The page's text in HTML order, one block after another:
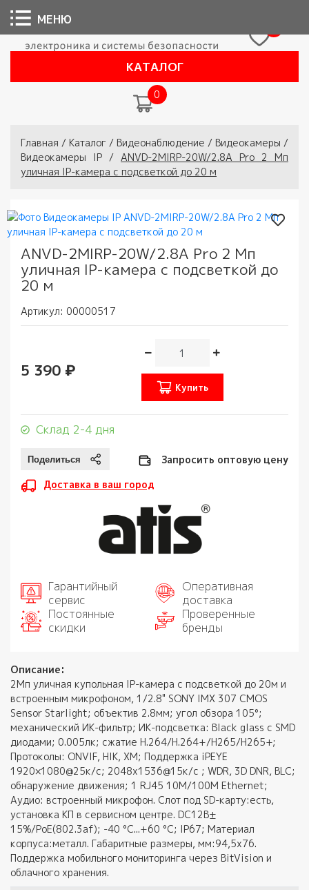
КАТАЛОГ
0
Вы здесь
Главная / Каталог / Видеонаблюдение / Видеокамеры /
Видеокамеры IP / ANVD-2MIRP-20W/2.8A Pro 2 Мп
уличная IP-камера с подсветкой до 20 м
ANVD-2MIRP-20W/2.8A Pro 2 Мп
уличная IP-камера с подсветкой до
20 м
Артикул: 00000517
5 390 ₽
Купить
Склад 2-4 дня
Запросить оптовую цену
Доставка в ваш город
Гарантийный
сервис
Оперативная
доставка
Постоянные
скидки
Проверенные
бренды
Описание:
2Мп уличная купольная IP-камера с подсветкой до 20м и
встроенным микрофоном, 1/2.8" SONY IMX 307 CMOS
Sensor Starlight; объектив 2.8мм; угол обзора 105°;
механический ИК-фильтр; ИК-подсветка: Black glass c SMD
диодами; 0.005лк; сжатие H.264/H.264+/H265/H265+;
Протоколы: ONVIF, HIK, XM; Поддержка iPEYE
1920×1080@25к/с; 2048х1536@15к/с ; WDR, 3D DNR, BLC;
обнаружение движения; 1 RJ45 10M/100M Ethernet;
Аудио: встроенный микрофон. Слот под SD-карту:есть,
установка КП в сервисном центре. DC12В±
15%/PoE(802.3af); -40 °C...+60 °C; IP67; Материал
корпуса:металл. Габаритные размеры, мм:94,5x76.
Поддержка мобильного мониторинга через BitVision и
облачного хранения.
МЕНЮ